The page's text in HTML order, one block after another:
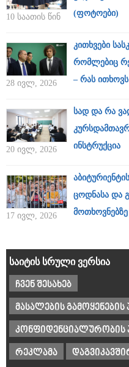
10 საათის წინ
(ფოტოები)
28 ივლ, 2026
კითხვები
რომლებიც
– რას
20 ივლ, 2026
სად და რა
ინსტრუქცია
17 ივლ, 2026
ცოდნასა და
მოთხოვნებზე
საიტის სრული ვერსია
ჩვენ შესახებ
მასალების გამოყენების
კონფიდენციალურობის
რეკლამა